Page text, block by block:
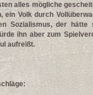
alles mögliche
ein Volk durch
Sozialismus, der
ihn aber zum
aufreißt.